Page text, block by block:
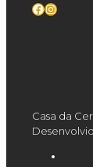
Facebook
Casa da